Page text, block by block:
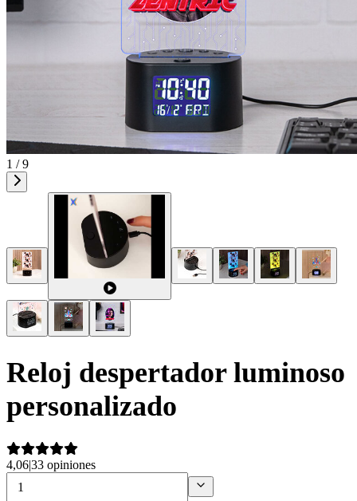
1 / 9
Reloj despertador luminoso
personalizado
4,06|33 opiniones